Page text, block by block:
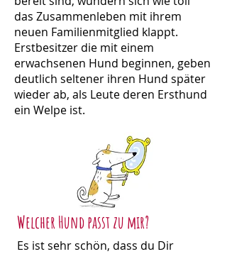
das Zusammenleben mit ihrem
neuen Familienmitglied klappt.
Erstbesitzer die mit einem
erwachsenen Hund beginnen, geben
deutlich seltener ihren Hund später
wieder ab, als Leute deren Ersthund
ein Welpe ist.
Welcher Hund passt zu mir?
Es ist sehr schön, dass du Dir